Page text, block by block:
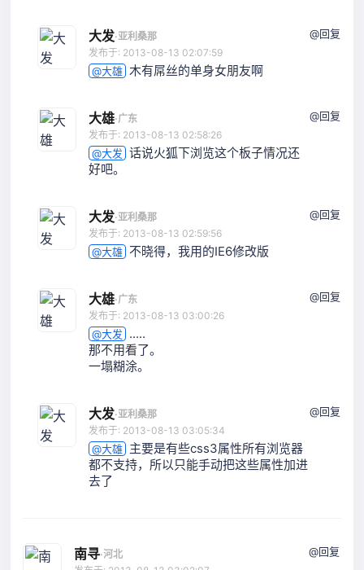
大发·亚利桑那
发布于: 2013-08-13 02:07:59
@大雄 木有屌丝的单身女朋友啊
@回复
大雄·广东
发布于: 2013-08-13 02:58:26
@大发 话说火狐下浏览这个板子情况还
好吧。
@回复
大发·亚利桑那
发布于: 2013-08-13 02:59:56
@大雄 不晓得，我用的IE6修改版
@回复
大雄·广东
发布于: 2013-08-13 03:00:26
@大发 .....
那不用看了。
一塌糊涂。
@回复
大发·亚利桑那
发布于: 2013-08-13 03:05:34
@大雄 主要是有些css3属性所有浏览器
都不支持，所以只能手动把这些属性加进
去了
@回复
南寻·河北
@回复